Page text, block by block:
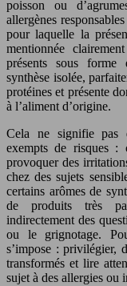
poisson ou
allergènes
pour laquelle la
mentionnée
présents sous forme
synthèse isolée,
protéines et présente
à l’aliment d’origine.
Cela ne signifie pas
exempts de risques :
provoquer des
chez des sujets
certains arômes de
de produits très
indirectement des
ou le grignotage.
s’impose : privilégier,
transformés et lire
sujet à des allergies ou